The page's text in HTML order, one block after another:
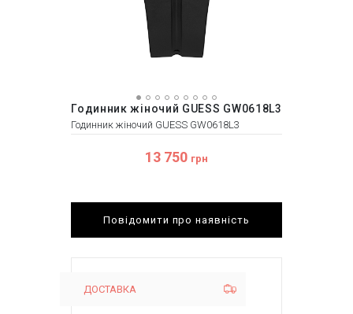
Годинник жіночий GUESS GW0618L3
Годинник жіночий GUESS GW0618L3
13 750 грн
Повідомити про наявність
ДОСТАВКА